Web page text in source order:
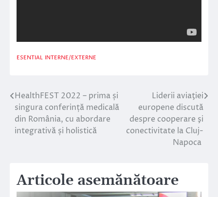
ESENTIAL INTERNE/EXTERNE
Navigare
în
articole
HealthFEST 2022 – prima și
singura conferință medicală
din România, cu abordare
integrativă și holistică
Liderii aviaţiei
europene discută
despre cooperare şi
conectivitate la Cluj-
Napoca
Articole asemănătoare